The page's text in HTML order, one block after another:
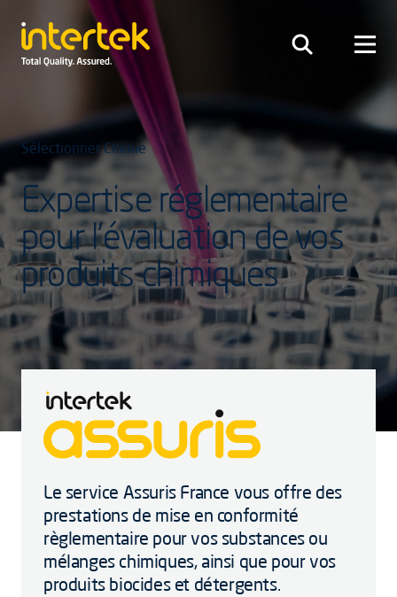
Sélectionner Chimie
Expertise réglementaire
pour l’évaluation de vos
produits chimiques
Le service Assuris France vous offre des
prestations de mise en conformité
règlementaire pour vos substances ou
mélanges chimiques, ainsi que pour vos
produits biocides et détergents.